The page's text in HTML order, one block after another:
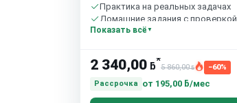
Практика на реальных задачах
Домашние задания с проверкой
Бесплатный пробный урок
Показать всё
2 340,00 ƃ*
5 860,00ƃ
−60%
Рассрочка
от 195,00 ƃ/мес